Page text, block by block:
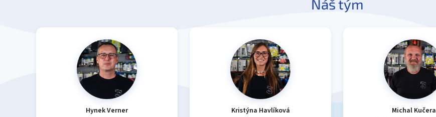
Náš tým
Hynek Verner Kristýna Havlíková Michal Kučera